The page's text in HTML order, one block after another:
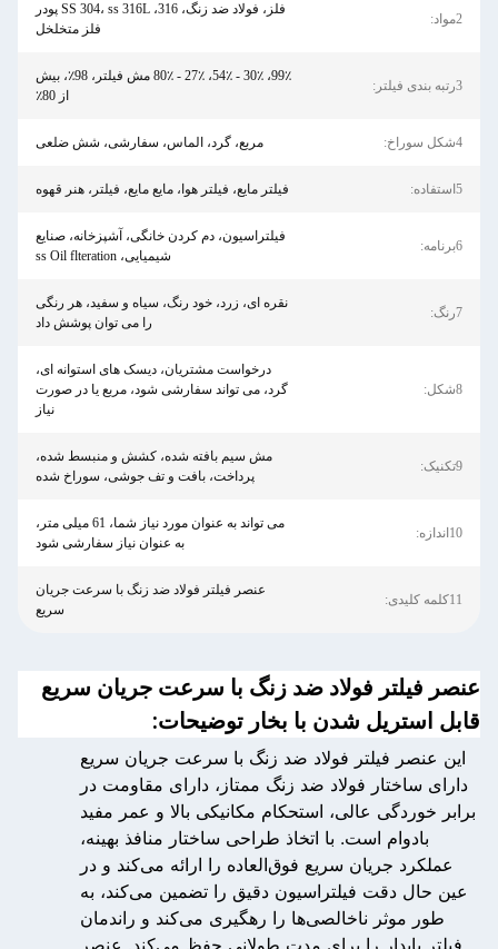
2مواد:
فلز، فولاد ضد زنگ، 316، SS 304، ss 316L پودر
فلز متخلخل
3رتبه بندی فیلتر:
99٪، 30٪ - 54٪، 27٪ - 80٪ مش فیلتر، 98٪، بیش
از 80٪
4شکل سوراخ: مربع، گرد، الماس، سفارشی، شش ضلعی
5استفاده: فیلتر مایع، فیلتر هوا، مایع مایع، فیلتر، هنر قهوه
6برنامه:
فیلتراسیون، دم کردن خانگی، آشپزخانه، صنایع
شیمیایی، ss Oil flteration
7رنگ:
نقره ای، زرد، خود رنگ، سیاه و سفید، هر رنگی
را می توان پوشش داد
8شکل:
درخواست مشتریان، دیسک های استوانه ای،
گرد، می تواند سفارشی شود، مربع یا در صورت
نیاز
9تکنیک:
مش سیم بافته شده، کشش و منبسط شده،
پرداخت، بافت و تف جوشی، سوراخ شده
10اندازه:
می تواند به عنوان مورد نیاز شما، 61 میلی متر،
به عنوان نیاز سفارشی شود
11کلمه کلیدی:
عنصر فیلتر فولاد ضد زنگ با سرعت جریان
سریع
عنصر فیلتر فولاد ضد زنگ با سرعت جریان سریع
قابل استریل شدن با بخار توضیحات:
این عنصر فیلتر فولاد ضد زنگ با سرعت جریان سریع
دارای ساختار فولاد ضد زنگ ممتاز، دارای مقاومت در
برابر خوردگی عالی، استحکام مکانیکی بالا و عمر مفید
بادوام است. با اتخاذ طراحی ساختار منافذ بهینه،
عملکرد جریان سریع فوق‌العاده را ارائه می‌کند و در
عین حال دقت فیلتراسیون دقیق را تضمین می‌کند، به
طور موثر ناخالصی‌ها را رهگیری می‌کند و راندمان
فیلتر پایدار را برای مدت طولانی حفظ می‌کند. عنصر